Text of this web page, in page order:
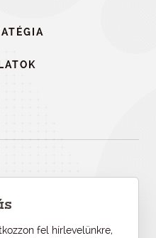
fel hírlevelünkre,